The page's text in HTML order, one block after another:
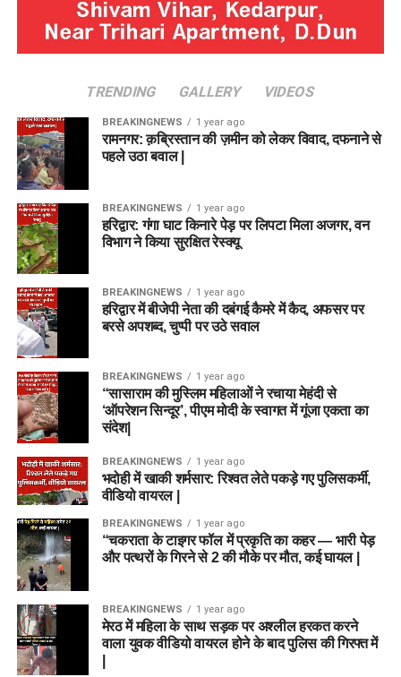
TRENDING GALLERY VIDEOS
BREAKINGNEWS 1 year ago
रामनगर: क़ब्रिस्तान की ज़मीन को लेकर विवाद, दफनाने से
पहले उठा बवाल |
BREAKINGNEWS 1 year ago
हरिद्वार: गंगा घाट किनारे पेड़ पर लिपटा मिला अजगर, वन
विभाग ने किया सुरक्षित रेस्क्यू
BREAKINGNEWS 1 year ago
हरिद्वार में बीजेपी नेता की दबंगई कैमरे में कैद, अफसर पर
बरसे अपशब्द, चुप्पी पर उठे सवाल
BREAKINGNEWS 1 year ago
“सासाराम की मुस्लिम महिलाओं ने रचाया मेहंदी से
‘ऑपरेशन सिन्दूर’, पीएम मोदी के स्वागत में गूंजा एकता का
संदेश|
BREAKINGNEWS 1 year ago
भदोही में खाकी शर्मसार: रिश्वत लेते पकड़े गए पुलिसकर्मी,
वीडियो वायरल |
BREAKINGNEWS 1 year ago
“चकराता के टाइगर फॉल में प्रकृति का कहर — भारी पेड़
और पत्थरों के गिरने से 2 की मौके पर मौत, कई घायल |
BREAKINGNEWS 1 year ago
मेरठ में महिला के साथ सड़क पर अश्लील हरकत करने
वाला युवक वीडियो वायरल होने के बाद पुलिस की गिरफ्त में